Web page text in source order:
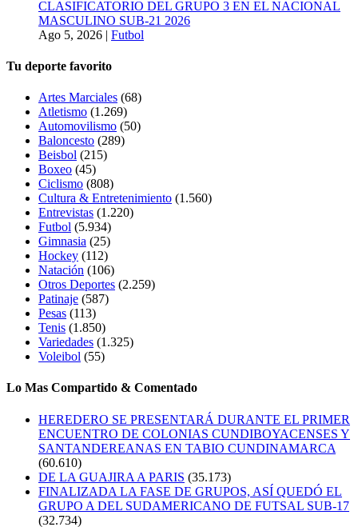
CLASIFICATORIO DEL GRUPO 3 EN EL NACIONAL
MASCULINO SUB-21 2026
Ago 5, 2026 | Futbol
Tu deporte favorito
Artes Marciales (68)
Atletismo (1.269)
Automovilismo (50)
Baloncesto (289)
Beisbol (215)
Boxeo (45)
Ciclismo (808)
Cultura & Entretenimiento (1.560)
Entrevistas (1.220)
Futbol (5.934)
Gimnasia (25)
Hockey (112)
Natación (106)
Otros Deportes (2.259)
Patinaje (587)
Pesas (113)
Tenis (1.850)
Variedades (1.325)
Voleibol (55)
Lo Mas Compartido & Comentado
HEREDERO SE PRESENTARÁ DURANTE EL PRIMER
ENCUENTRO DE COLONIAS CUNDIBOYACENSES Y
SANTANDEREANAS EN TABIO CUNDINAMARCA
(60.610)
DE LA GUAJIRA A PARIS (35.173)
FINALIZADA LA FASE DE GRUPOS, ASÍ QUEDÓ EL
GRUPO A DEL SUDAMERICANO DE FUTSAL SUB-17
(32.734)